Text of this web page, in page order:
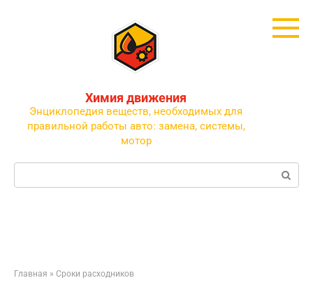
Химия движения
Энциклопедия веществ, необходимых для
правильной работы авто: замена, системы,
мотор
Поиск:
Главная » Сроки расходников